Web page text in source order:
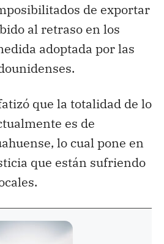
de exportar
al retraso en los
adoptada por las
que la totalidad de lo
es de
lo cual pone en
que están sufriendo